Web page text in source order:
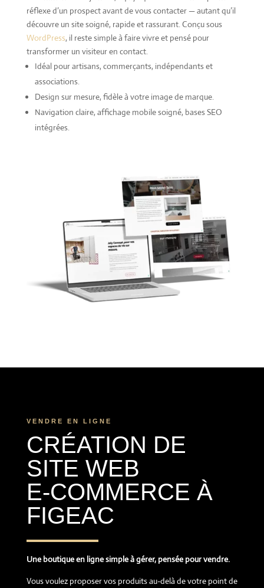
réflexe d’un prospect avant de vous contacter — autant qu’il
découvre un site soigné, rapide et rassurant. Conçu sous
WordPress, il reste simple à faire vivre et pensé pour
transformer un visiteur en contact.
Idéal pour artisans, commerçants, indépendants et
associations.
Design sur mesure, fidèle à votre image de marque.
Navigation claire, affichage mobile soigné, bases SEO
intégrées.
VENDRE EN LIGNE
CRÉATION DE
SITE WEB
E-COMMERCE À
FIGEAC
Une boutique en ligne simple à gérer, pensée pour vendre.
Vous voulez proposer vos produits au-delà de votre point de